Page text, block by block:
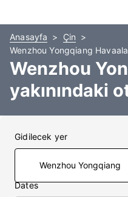
Anasayfa
Çin
Wenzhou Yongqiang
Wenzhou
yakınındaki
Gidilecek yer
Dates